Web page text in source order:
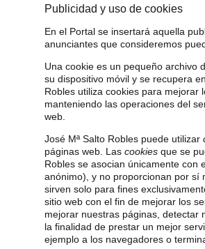
Publicidad y uso de cookies
En el Portal se insertará aquella
anunciantes que consideremos
Una cookie es un pequeño archivo
su dispositivo móvil y se recupera
Robles utiliza cookies para mejorar
manteniendo las operaciones del
web.
José Mª Salto Robles puede utilizar
páginas web. Las cookies que se
Robles se asocian únicamente con
anónimo), y no proporcionan por
sirven solo para fines
sitio web con el fin de mejorar los
mejorar nuestras páginas, detectar
la finalidad de prestar un mejor
ejemplo a los navegadores o